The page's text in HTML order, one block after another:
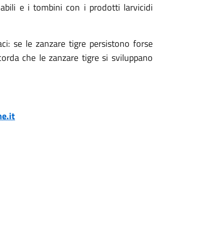
e i tombini con i prodotti larvicidi
se le zanzare tigre persistono forse
che le zanzare tigre si sviluppano